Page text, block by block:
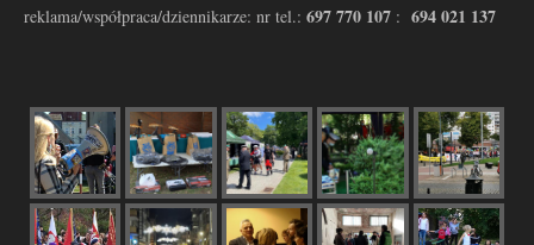
reklama/współpraca/dziennikarze: nr tel.: 697 770 107 : 694 021 137